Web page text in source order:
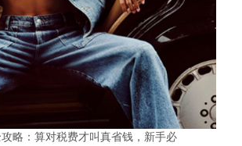
略：算对税费才叫真省钱，新手必